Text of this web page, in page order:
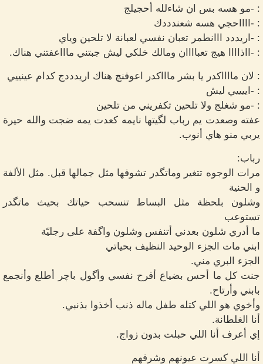
: -مو هسه بس ان شاءلله أحجيلج
: -ااااحجي هسه شعندددك
: -اريددد ااانطمر تعبان نفسي لعبانة لا تلحين وياي
: -ااذاااا هيج تعباااان ومالك خلكي ليش جبتني ماااعفتني هناك.
: لان مااااكدر يا بشر ماااكدر اعوفنچ هناك اريدددج كدام عينييي
: -اييييي ليش
: -مو شغلج ولا تلحين تكفريني من تلحين
عفته وصعدت يم رباب لگيتها نايمه كعدت يمه ضجت والله حيرة
يربي منو هاي أنوب.
رباب:
مرات الوجوه تتغير وماتگدر تشوفها مثل جمالها قبل. مثل الألفة
و الحنية
وشلون بلحظة مثل البساط تنسحب حياتك بحيث ماتگدر
تستوعب
ما أدري شلون بعدني أتنفس وشلون واگفة على رجليّة
ابني مات الجزء الوحيد النظيف بحياتي
الجزء البري مني.
جنت كل ما أحس بضياع أفرح نفسي وأگول باچر أطلع وأنجمع
بابني وأرتاح.
وأخوي هو اللي كتله طفل ماله ذنب أخذوا بذنبي.
أنا الغلطانة.
إي أعرف أنا اللي حبلت بدون زواج.
أنا اللي كسرت عيونهم وشرفهم